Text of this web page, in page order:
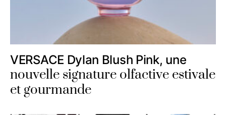
VERSACE Dylan Blush Pink, une
nouvelle signature olfactive estivale
et gourmande